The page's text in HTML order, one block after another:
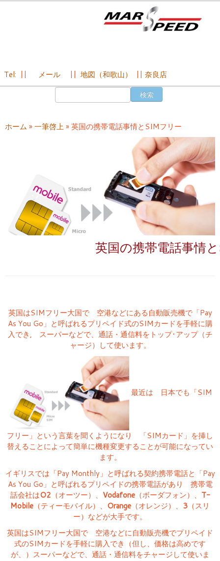
ン
Tel: メール 地図（和歌山） 奈良店
ホーム » 一筆啓上» 英国の携帯電話事情とSIMフリー
英国の携帯電話事情
英国はSIMフリー大国で 空港などにある自動販売機で「Pay
As You Go」と呼ばれるプリペイド式のSIMカードを手軽に購
入でき, スーパーなどで、通話・通信料をトップ･アップ（チ
ャージ）して使います。
最近は 日本でも「SIM
フリー」という言葉を聞くようになり 「SIMカード」を挿し
替えることによって簡単に機種変更することが可能になってい
ます。
イギリスでは「Pay Monthly」と呼ばれる契約携帯電話と「Pay
As You Go」と呼ばれるプリペイドの携帯電話があり 携帯電
話会社はO2 （オーツー）、 Vodafone（ボーダフォン）、 T-
Mobile （ティーモバイル）、 Orange （オレンジ）、 3 （スリ
ー）などが大手です。
英国はSIMフリー大国で 空港などに自動販売機でプリペイド
式のSIMカードを手軽に購入でき（但し、価格は高めです
が、）スーパーなどで、通話・通信料をチャージして使いま